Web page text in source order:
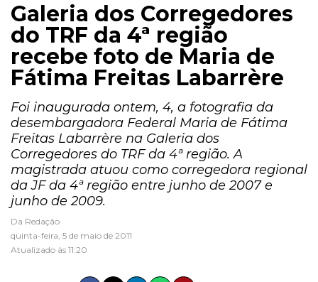
Galeria dos Corregedores
do TRF da 4ª região
recebe foto de Maria de
Fátima Freitas Labarrère
Foi inaugurada ontem, 4, a fotografia da
desembargadora Federal Maria de Fátima
Freitas Labarrère na Galeria dos
Corregedores do TRF da 4ª região. A
magistrada atuou como corregedora regional
da JF da 4ª região entre junho de 2007 e
junho de 2009.
Da Redação
quinta-feira, 5 de maio de 2011
Atualizado às 11:20